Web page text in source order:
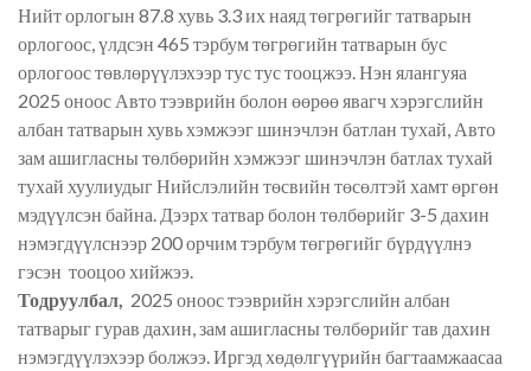
Нийт орлогын 87.8 хувь 3.3 их наяд төгрөгийг татварын
орлогоос, үлдсэн 465 тэрбум төгрөгийн татварын бус
орлогоос төвлөрүүлэхээр тус тус тооцжээ. Нэн ялангуяа
2025 оноос Авто тээврийн болон өөрөө явагч хэрэгслийн
албан татварын хувь хэмжээг шинэчлэн батлан тухай, Авто
зам ашигласны төлбөрийн хэмжээг шинэчлэн батлах тухай
тухай хуулиудыг Нийслэлийн төсвийн төсөлтэй хамт өргөн
мэдүүлсэн байна. Дээрх татвар болон төлбөрийг 3-5 дахин
нэмэгдүүлснээр 200 орчим тэрбум төгрөгийг бүрдүүлнэ
гэсэн тооцоо хийжээ.
Тодруулбал, 2025 оноос тээврийн хэрэгслийн албан
татварыг гурав дахин, зам ашигласны төлбөрийг тав дахин
нэмэгдүүлэхээр болжээ. Иргэд хөдөлгүүрийн багтаамжаасаа